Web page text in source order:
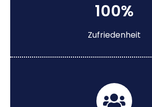
100%
Zufriedenheit